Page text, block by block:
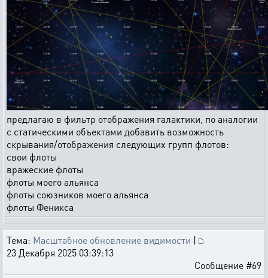
предлагаю в фильтр отображения галактики, по аналогии
с статическими объектами добавить возможность
скрывания/отображения следующих групп флотов:
свои флоты
вражеские флоты
флоты моего альянса
флоты союзников моего альянса
флоты Феникса
Тема: Масштабное обновление видимости |
23 Декабря 2025 03:39:13
Сообщение #69